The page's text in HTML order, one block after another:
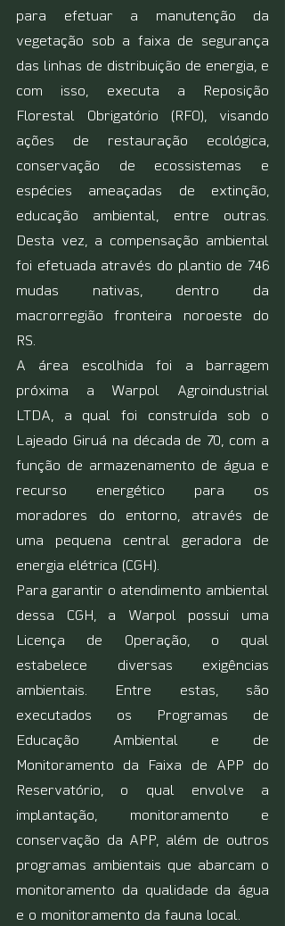
para efetuar a manutenção da
vegetação sob a faixa de segurança
das linhas de distribuição de energia, e
com isso, executa a Reposição
Florestal Obrigatório (RFO), visando
ações de restauração ecológica,
conservação de ecossistemas e
espécies ameaçadas de extinção,
educação ambiental, entre outras.
Desta vez, a compensação ambiental
foi efetuada através do plantio de 746
mudas nativas, dentro da
macrorregião fronteira noroeste do
RS.
A área escolhida foi a barragem
próxima a Warpol Agroindustrial
LTDA, a qual foi construída sob o
Lajeado Giruá na década de 70, com a
função de armazenamento de água e
recurso energético para os
moradores do entorno, através de
uma pequena central geradora de
energia elétrica (CGH).
Para garantir o atendimento ambiental
dessa CGH, a Warpol possui uma
Licença de Operação, o qual
estabelece diversas exigências
ambientais. Entre estas, são
executados os Programas de
Educação Ambiental e de
Monitoramento da Faixa de APP do
Reservatório, o qual envolve a
implantação, monitoramento e
conservação da APP, além de outros
programas ambientais que abarcam o
monitoramento da qualidade da água
e o monitoramento da fauna local.